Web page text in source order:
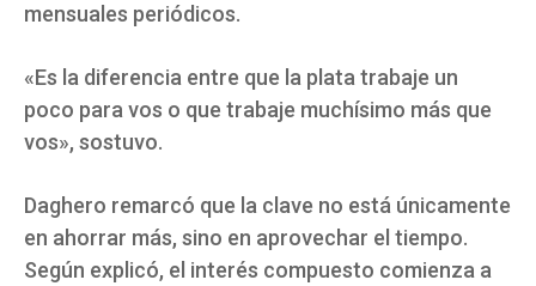
mensuales periódicos.
«Es la diferencia entre que la plata trabaje un
poco para vos o que trabaje muchísimo más que
vos», sostuvo.
Daghero remarcó que la clave no está únicamente
en ahorrar más, sino en aprovechar el tiempo.
Según explicó, el interés compuesto comienza a